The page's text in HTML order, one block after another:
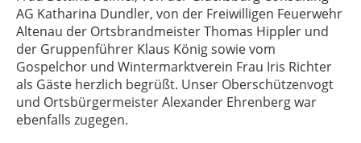
AG Katharina Dundler, von der Freiwilligen Feuerwehr
Altenau der Ortsbrandmeister Thomas Hippler und
der Gruppenführer Klaus König sowie vom
Gospelchor und Wintermarktverein Frau Iris Richter
als Gäste herzlich begrüßt. Unser Oberschützenvogt
und Ortsbürgermeister Alexander Ehrenberg war
ebenfalls zugegen.